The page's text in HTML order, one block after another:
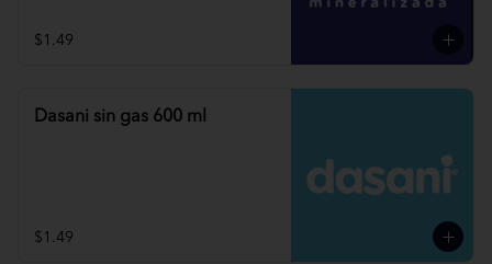
$1.49
Dasani sin gas 600 ml
$1.49